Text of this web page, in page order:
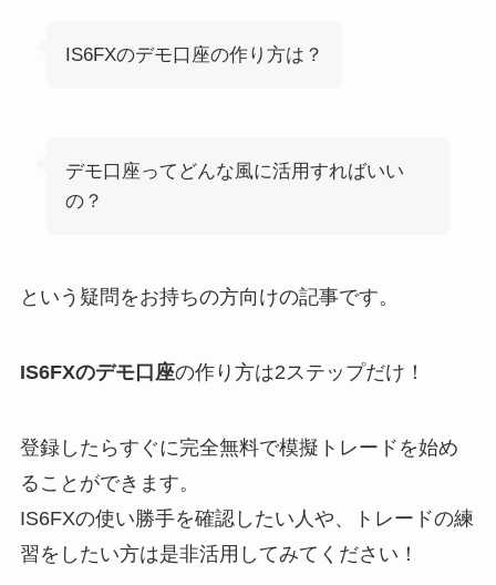
IS6FXのデモ口座の作り方は？
デモ口座ってどんな風に活用すればいい
の？
という疑問をお持ちの方向けの記事です。
IS6FXのデモ口座の作り方は2ステップだけ！
登録したらすぐに完全無料で模擬トレードを始め
ることができます。
IS6FXの使い勝手を確認したい人や、トレードの練
習をしたい方は是非活用してみてください！